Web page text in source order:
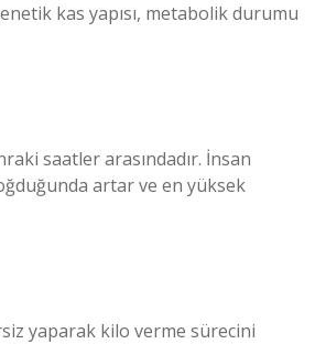
kas yapısı, metabolik durumu
saatler arasındadır. İnsan
artar ve en yüksek
yaparak kilo verme sürecini